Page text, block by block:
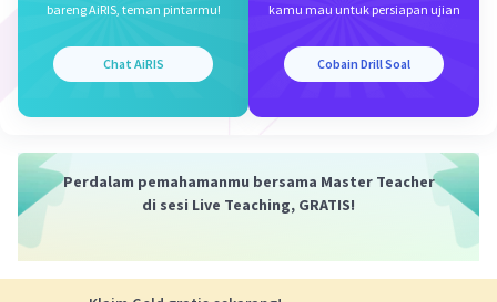
bareng AiRIS, teman pintarmu!
Chat AiRIS
kamu mau untuk persiapan ujian
Cobain Drill Soal
Perdalam pemahamanmu bersama Master Teacher
di sesi Live Teaching, GRATIS!